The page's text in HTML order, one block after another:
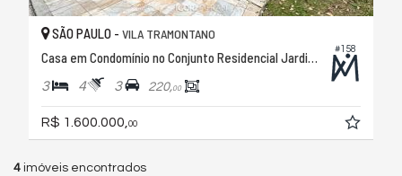
#158
SÃO PAULO - VILA TRAMONTANO
Casa em Condomínio no Conjunto Residencial Jardim Ouro Preto
3 4 3 220,00
R$ 1.600.000,00
4 imóveis encontrados